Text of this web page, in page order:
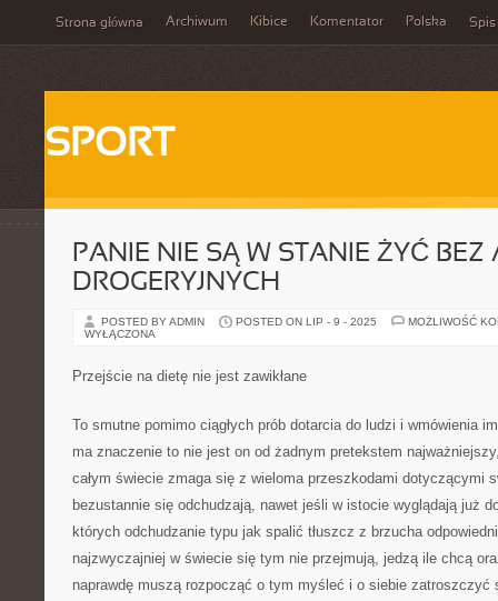
Strona główna Archiwum Kibice Komentator Polska Spis
SPORT
PANIE NIE SĄ W STANIE ŻYĆ BEZ
DROGERYJNYCH
POSTED BY ADMIN POSTED ON LIP - 9 - 2025
MOŻLIWOŚĆ
WYŁĄCZONA
Przejście na dietę nie jest zawikłane
To smutne pomimo ciągłych prób dotarcia do ludzi i wmówienia
ma znaczenie to nie jest on od żadnym pretekstem
całym świecie zmaga się z wieloma przeszkodami dotyczącymi
bezustannie się odchudzają, nawet jeśli w istocie wyglądają już
których odchudzanie typu jak spalić tłuszcz z brzucha
najzwyczajniej w świecie się tym nie przejmują, jedzą ile chcą
naprawdę muszą rozpocząć o tym myśleć i o siebie zatroszczyć